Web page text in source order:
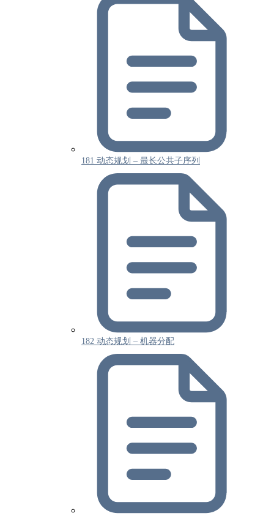
181 动态规划 – 最长公共子序列
182 动态规划 – 机器分配